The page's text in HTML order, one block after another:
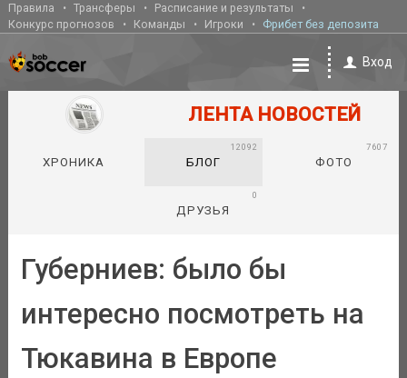
Правила Трансферы
Расписание и результаты
Конкурс прогнозов
Команды Игроки Фрибет без депозита
Вход
ЛЕНТА НОВОСТЕЙ
ХРОНИКА БЛОГ
12092
ФОТО
7607
ДРУЗЬЯ
0
Губерниев: было бы
интересно посмотреть на
Тюкавина в Европе